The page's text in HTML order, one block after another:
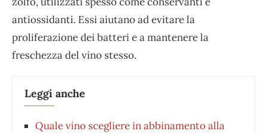
antiossidanti. Essi aiutano ad evitare la
proliferazione dei batteri e a mantenere la
freschezza del vino stesso.
Leggi anche
Quale vino scegliere in abbinamento alla